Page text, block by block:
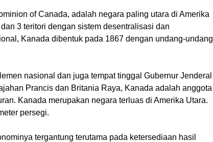
of Canada, adalah negara paling utara di Amerika
3 teritori dengan sistem desentralisasi dan
Kanada dibentuk pada 1867 dengan undang-undang
nasional dan juga tempat tinggal Gubernur Jenderal
Prancis dan Britania Raya, Kanada adalah anggota
Kanada merupakan negara terluas di Amerika Utara.
persegi.
tergantung terutama pada ketersediaan hasil